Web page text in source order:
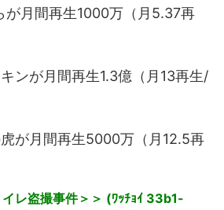
が月間再生1000万（月5.37再
ンが月間再生1.3億（月13再生/
が月間再生5000万（月12.5再
イレ盗撮事件＞＞ (ﾜｯﾁｮｲ 33b1-